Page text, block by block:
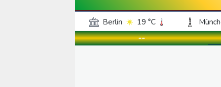
Berlin 19 °C
Frankfurt am Main
21 °C
--